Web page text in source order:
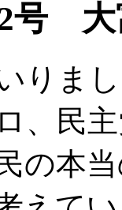
号 大
りま
、民
の本